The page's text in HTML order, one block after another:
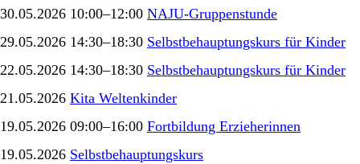
30.05.2026 10:00–12:00 NAJU-Gruppenstunde
29.05.2026 14:30–18:30 Selbstbehauptungskurs für Kinder
22.05.2026 14:30–18:30 Selbstbehauptungskurs für Kinder
21.05.2026 Kita Weltenkinder
19.05.2026 09:00–16:00 Fortbildung Erzieherinnen
19.05.2026 Selbstbehauptungskurs